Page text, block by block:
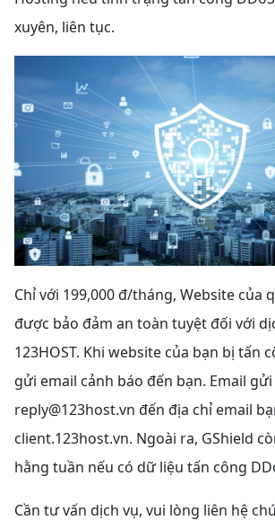
xuyên, liên tục.
Chỉ với 199,000 đ/tháng, Website của
được bảo đảm an toàn tuyệt đối với
123HOST. Khi website của bạn bị tấn
gửi email cảnh báo đến bạn. Email
reply@123host.vn đến địa chỉ email
client.123host.vn. Ngoài ra, GShield
hằng tuần nếu có dữ liệu tấn công
Cần tư vấn dịch vụ, vui lòng liên hệ